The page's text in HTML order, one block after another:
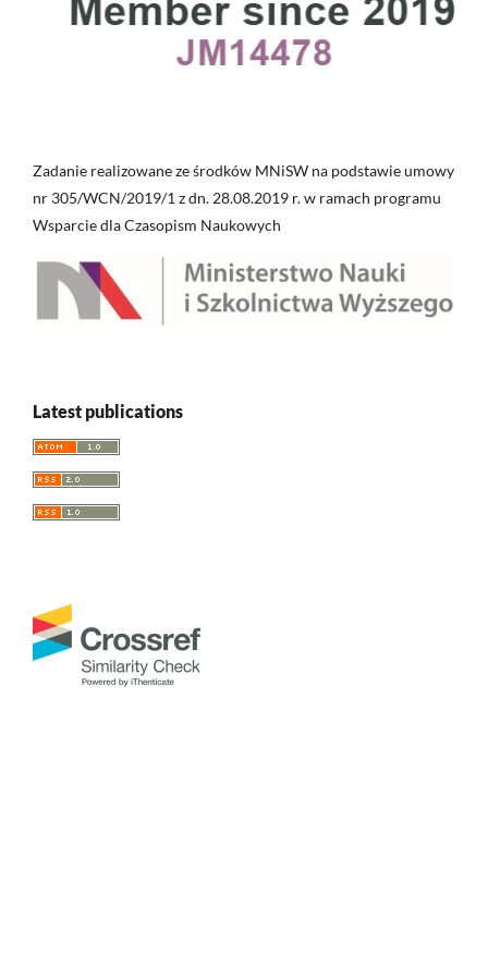
Zadanie realizowane ze środków MNiSW na podstawie umowy
nr 305/WCN/2019/1 z dn. 28.08.2019 r. w ramach programu
Wsparcie dla Czasopism Naukowych
Latest publications